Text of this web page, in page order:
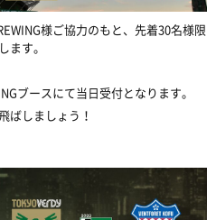
様ご協力のもと、先着30名様限
ます。
ブースにて当日受付となります。
ばしましょう！